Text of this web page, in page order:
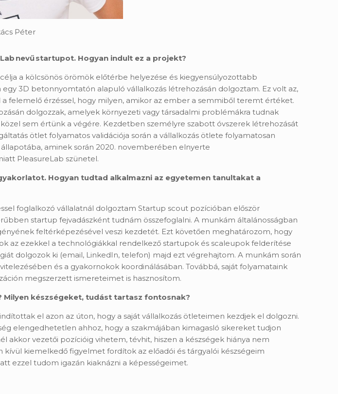
Péter
nevű startupot. Hogyan indult ez a projekt?
a kölcsönös örömök előtérbe helyezése és kiegyensúlyozottabb
3D betonnyomtatón alapuló vállalkozás létrehozásán dolgoztam. Ez volt az,
felemelő érzéssel, hogy milyen, amikor az ember a semmiből teremt értéket.
dolgozzak, amelyek környezeti vagy társadalmi problémákra tudnak
sem értünk a végére. Kezdetben személyre szabott óvszerek létrehozását
ötlet folyamatos validációja során a vállalkozás ötlete folyamatosan
aminek során 2020. novemberében elnyerte
PleasureLab szünetel.
Hogyan tudtad alkalmazni az egyetemen tanultakat a
foglalkozó vállalatnál dolgoztam Startup scout pozícióban először
startup fejvadászként tudnám összefoglalni. A munkám általánosságban
feltérképezésével veszi kezdetét. Ezt követően meghatározom, hogy
az ezekkel a technológiákkal rendelkező startupok és scaleupok felderítése
dolgozok ki (email, LinkedIn, telefon) majd ezt végrehajtom. A munkám során
és a gyakornokok koordinálásában. Továbbá, saját folyamataink
megszerzett ismereteimet is hasznosítom.
Milyen készségeket, tudást tartasz fontosnak?
el azon az úton, hogy a saját vállalkozás ötleteimen kezdjek el dolgozni.
elengedhetetlen ahhoz, hogy a szakmájában kimagasló sikereket tudjon
vezetői pozícióig vihetem, tévhit, hiszen a készségek hiánya nem
kiemelkedő figyelmet fordítok az előadói és tárgyalói készségeim
ezzel tudom igazán kiaknázni a képességeimet.